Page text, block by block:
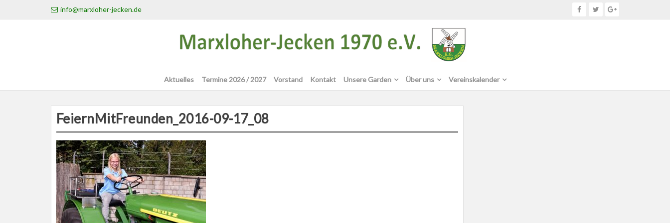
to
info@marxloher-jecken.de
Aktuelles Termine 2026 / 2027 Vorstand Kontakt Unsere Garden Über uns Vereinskalender
FeiernMitFreunden_2016-09-17_08